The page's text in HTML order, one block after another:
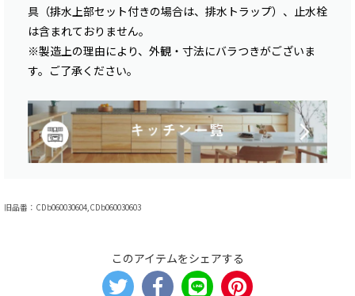
具（排水上部セット付きの場合は、排水トラップ）、止水栓
は含まれておりません。
※製造上の理由により、外観・寸法にバラつきがございま
す。ご了承ください。
旧品番：CDb060030604,CDb060030603
このアイテムをシェアする